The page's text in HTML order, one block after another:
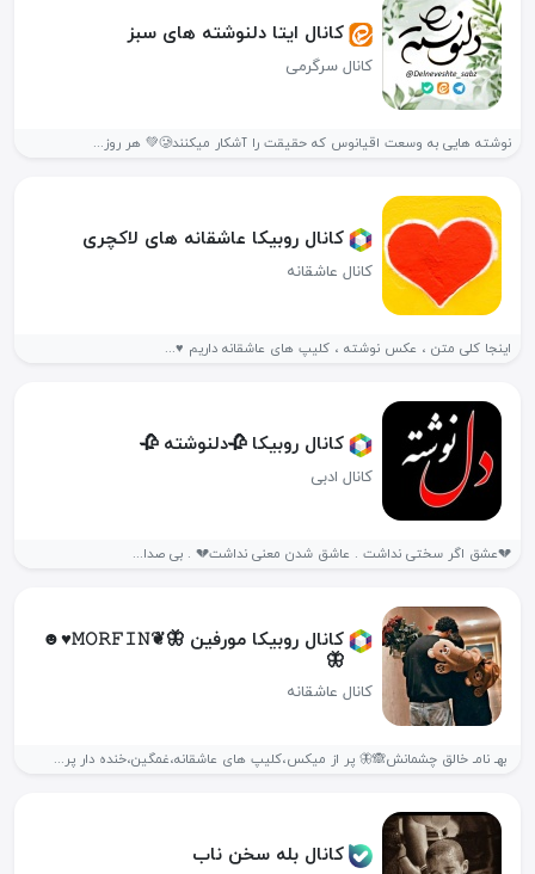
کانال ایتا دلنوشته های سبز
کانال سرگرمی
نوشته هایی به وسعت اقیانوس که حقیقت را آشکار میکنند🥲💚 هر روز...
کانال روبیکا عاشقانه های لاکچری ️
کانال عاشقانه
اینجا کلی متن ، عکس نوشته ، کلیپ های عاشقانه داریم ♥️...
کانال روبیکا 🥀دلنوشته ️🥀
کانال ادبی
💔عشق اگر سختی نداشت . عاشق شدن معنی نداشت💔 . بی صدا...
کانال روبیکا مورفین 🦋❦︎𝙼𝙾𝚁𝙵𝙸𝙽♥︎☻
🦋
کانال عاشقانه
کانال بله سخن ناب